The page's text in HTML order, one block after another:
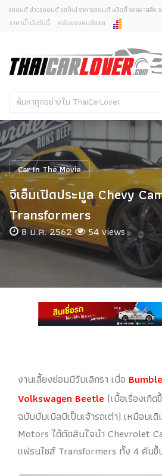
ยกเลิกการแจ้งเตื
คุณต้องการยกเลิกการแจ้งเตือนข่าว
ใช่หรือไม่?
ไม่
รถยนต์ ข่าวรถยนต์ รถใหม่ ราคารถยนต์ พริตตี้ รถคลาสสิค
ราคาน้ำมันวันนี้
คลับของคนรักรถ
Car In The Movie
จีเอ็มเปิดประมูล Chevy
Transformers
8 ม.ค. 2562 54 views
งานเลี้ยงย่อมมีวันเลิกรา เมื่อ
Volkswagen Beetle (เนื้อเรื่องเกิ
ฉบับบัมเบิลบีเป็นเจ้ารถเต่า) เหมือน
Motors ได้ตัดสินใจนำ Chevrolet
แฟรนไชส์ Transformers ทั้ง 4 คันขึ้